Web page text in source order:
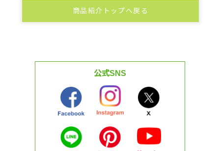
商品紹介トップへ戻る
公式SNS